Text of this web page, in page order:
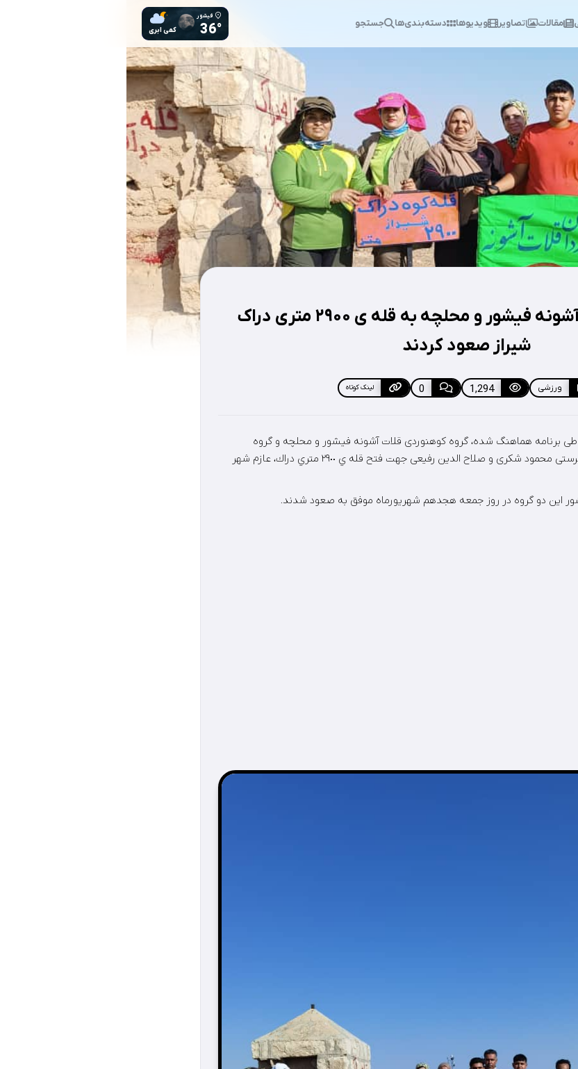
مقالات تصاویر ویدیوها دسته‌بندی‌ها جستجو
فیشور
36° کمی ابری
کوهنوردان قلات آشونه فیشور و محلچه به قله ی ۲۹۰۰ متری دراک
شیراز صعود کردند
ورزشی 1,294
0 لینک کوتاه
پنجشنبه هفدهم شهريورماه ١٤٠١ طی برنامه هماهنگ شده، گروه کوهنوردی قلات آشونه فیشور و محلچه و گروه
کوهنوردی شهرستان خنج به سرپرستی محمود شکری و صلاح الدین رفیعی جهت فتح قله ي ٢٩٠٠ متري دراك، عازم شهر
اين دو گروه در روز جمعه هجدهم شهريورماه موفق به صعود شدند.